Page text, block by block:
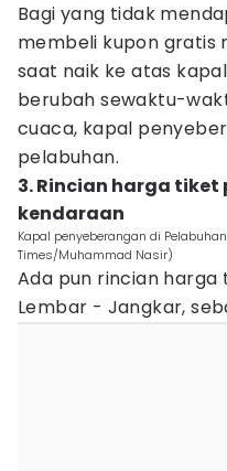
Bagi yang tidak
membeli kupon gratis
saat naik ke atas
berubah sewaktu-
cuaca, kapal
pelabuhan.
3. Rincian harga
kendaraan
Kapal penyeberangan di
Times/Muhammad Nasir)
Ada pun rincian
Lembar - Jangkar,